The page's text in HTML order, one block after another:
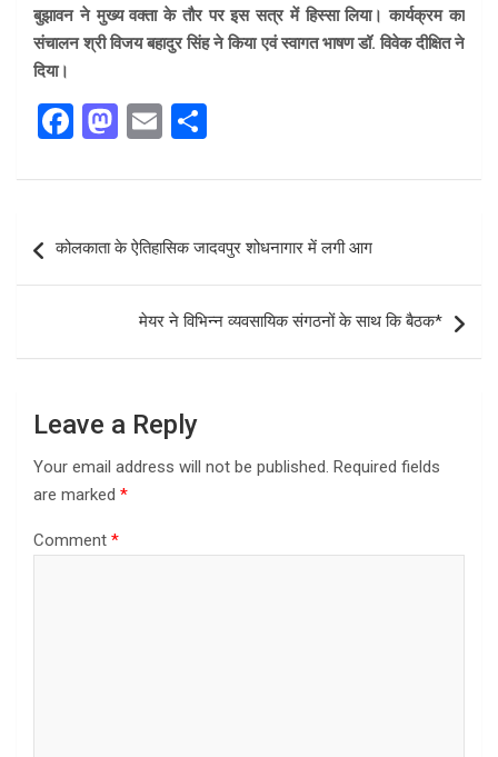
बुझावन ने मुख्य वक्ता के तौर पर इस सत्र में हिस्सा लिया। कार्यक्रम का
संचालन श्री विजय बहादुर सिंह ने किया एवं स्वागत भाषण डॉ. विवेक दीक्षित ने
दिया।
F
ce
o
o
M
st
o
d
o
E
ail ar
navigation
कोलकाता के ऐतिहासिक जादवपुर शोधनागार में लगी आग
मेयर ने विभिन्न व्यवसायिक संगठनों के साथ कि बैठक*
Leave a Reply
Your email address will not be published. Required fields
are marked *
Comment *